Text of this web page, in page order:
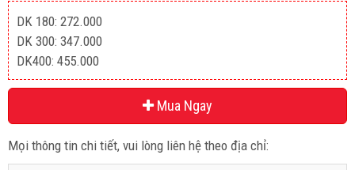
DK 180: 272.000
DK 300: 347.000
DK400: 455.000
Mua Ngay
Mọi thông tin chi tiết, vui lòng liên hệ theo địa chỉ: